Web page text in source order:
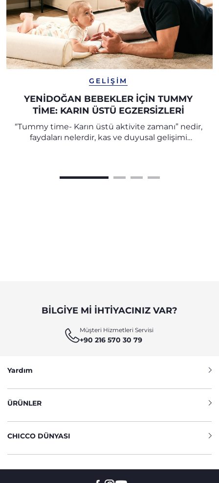
GELIŞIM
YENIDOĞAN BEBEKLER İÇIN TUMMY
TIME: KARIN ÜSTÜ EGZERSIZLERI
“Tummy time- Karın üstü aktivite zamanı” nedir,
faydaları nelerdir, kas ve duyusal gelişimi
BILGIYE MI IHTIYACINIZ VAR?
Müşteri Hizmetleri Servisi
+90 216 570 30 79
Yardım
ÜRÜNLER
CHICCO DÜNYASI